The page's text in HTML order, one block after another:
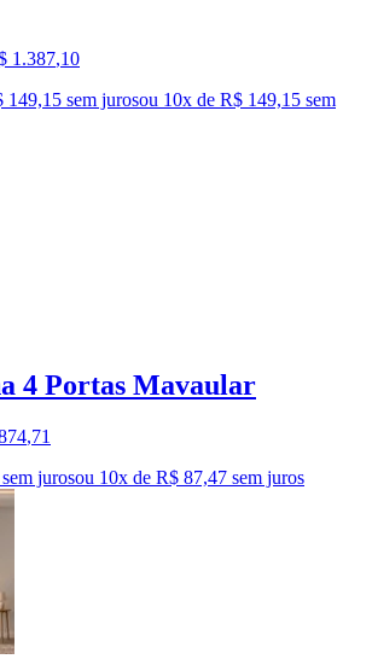
1.387,10
149,15 sem jurosou 10x de R$ 149,15 sem
4 Portas Mavaular
,71
jurosou 10x de R$ 87,47 sem juros